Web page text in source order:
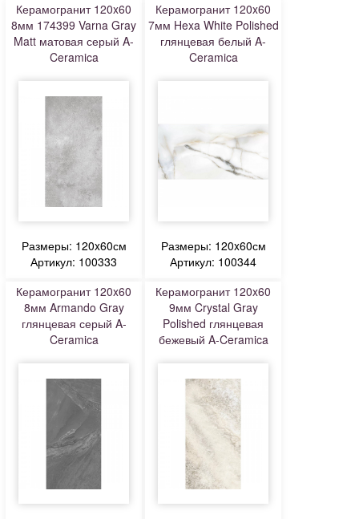
Керамогранит 120x60
8мм 174399 Varna Gray
Matt матовая серый A-
Ceramica
Размеры: 120x60см
Артикул: 100333
Керамогранит 120x60
7мм Hexa White Polished
глянцевая белый A-
Ceramica
Размеры: 120x60см
Артикул: 100344
Керамогранит 120x60
8мм Armando Gray
глянцевая серый A-
Ceramica
Керамогранит 120x60
9мм Crystal Gray
Polished глянцевая
бежевый A-Ceramica